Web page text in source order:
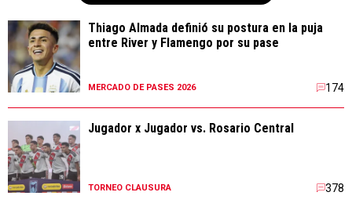
Thiago Almada definió su postura en la puja
entre River y Flamengo por su pase
MERCADO DE PASES 2026 174
Jugador x Jugador vs. Rosario Central
TORNEO CLAUSURA 378